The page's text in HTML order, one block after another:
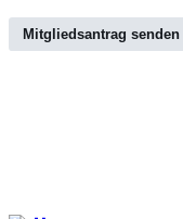
Mitgliedsantrag senden